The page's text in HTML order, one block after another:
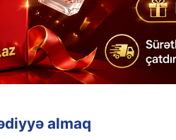
almaq